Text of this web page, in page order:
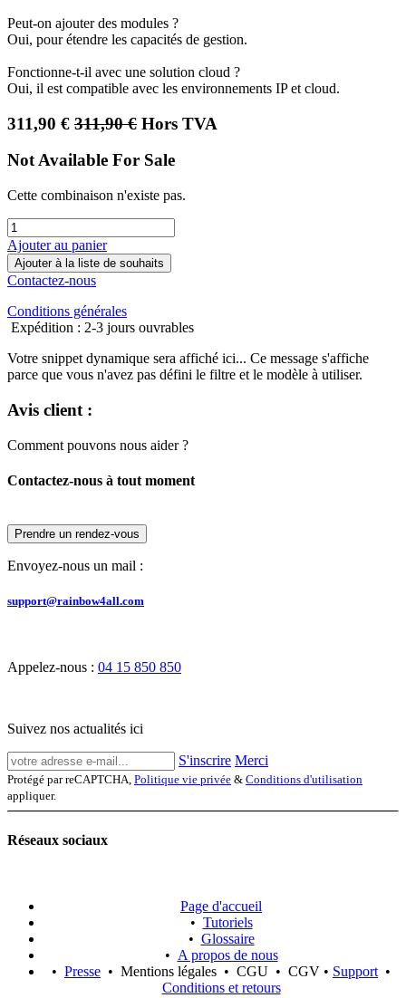
Peut-on ajouter des modules ?
Oui, pour étendre les capacités de gestion.
Fonctionne-t-il avec une solution cloud ?
Oui, il est compatible avec les environnements IP et cloud.
311,90 € 311,90€ Hors TVA
Not Available For Sale
Cette combinaison n'existe pas.
Ajouter au panier
Ajouter à la liste de souhaits
Contactez-nous
Conditions générales
Expédition : 2-3 jours ouvrables
Votre snippet dynamique sera affiché ici... Ce message s'affiche
parce que vous n'avez pas défini le filtre et le modèle à utiliser.
Avis client :
Comment pouvons nous aider ?
Contactez-nous à tout moment
Prendre un rendez-vous
Envoyez-nous un mail :
support@rainbow4all.com
Appelez-nous : 04 15 850 850
Suivez nos actualités ici
S'inscrire Merci
Protégé par reCAPTCHA, Politique vie privée & Conditions d'utilisation
appliquer.
Réseaux sociaux
Page d'accueil
• Tutoriels
• Glossaire
• A propos de nous
• Presse • Mentions légales • CGU • CGV • Support •
Conditions et retours